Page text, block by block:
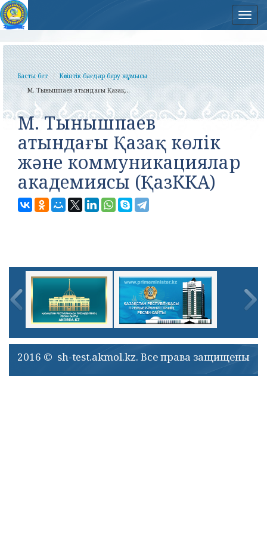
Басты бет
Кәсіптік бағдар беру жұмысы
М. Тынышпаев атындағы Қазақ...
М. Тынышпаев
атындағы Қазақ көлік
және коммуникациялар
академиясы (ҚазККА)
2016 © sh-test.akmol.kz. Все права защищены